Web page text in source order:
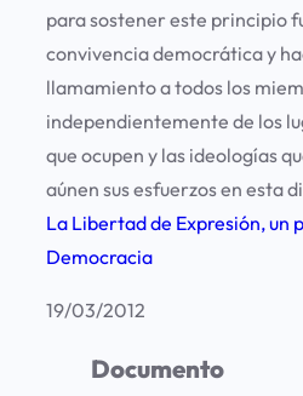
para sostener este principio
convivencia democrática y
llamamiento a todos los
independientemente de los
que ocupen y las ideologías
aúnen sus esfuerzos en esta
La Libertad de Expresión, un
Democracia
19/03/2012
Documento